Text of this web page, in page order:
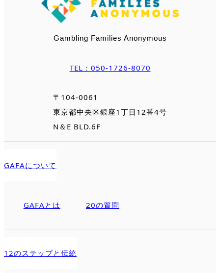
Gambling Families Anonymous
TEL：050-1726-8070
〒104-0061
東京都中央区銀座1丁目12番4号
N＆E BLD.6F
GAFAについて
GAFAとは 20の質問
12のステップと伝統